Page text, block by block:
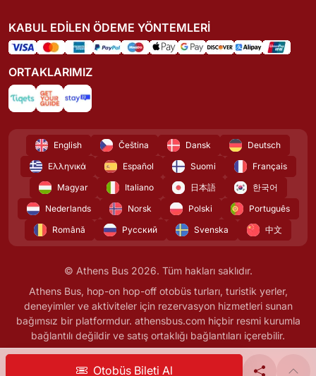
Otobüs Bileti Al
KABUL EDILEN ÖDEME YÖNTEMLERI
ORTAKLARIMIZ
English Čeština Dansk
Deutsch
Ελληνικά
Español Suomi
Français
Magyar
Italiano 日本語
한국어
Nederlands
Norsk Polski
Português
Română
Русский Svenska 中文
© Athens Bus 2026. Tüm hakları saklıdır.
Athens Bus, hop-on hop-off otobüs turları, turistik yerler,
deneyimler ve aktiviteler için rezervasyon hizmetleri sunan
bağımsız bir platformdur. athensbus.com hiçbir resmi kurumla
bağlantılı değildir ve satış ortaklığı bağlantıları içerebilir.